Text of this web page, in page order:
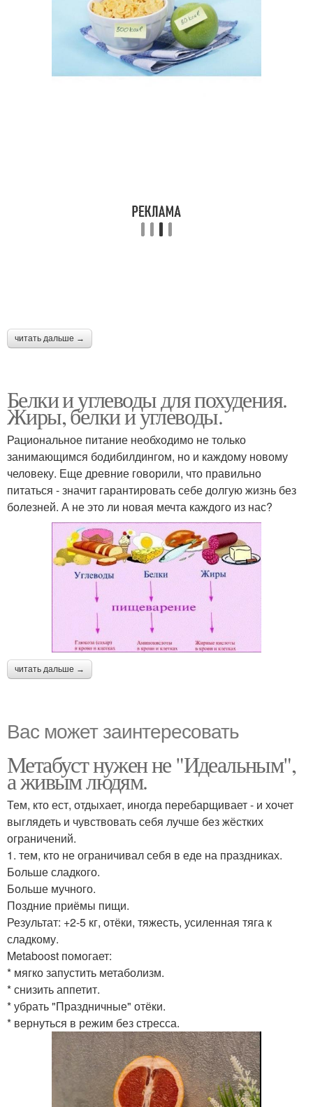
читать дальше →
Белки и углеводы для похудения.
Жиры, белки и углеводы.
Рациональное питание необходимо не только
занимающимся бодибилдингом, но и каждому новому
человеку. Еще древние говорили, что правильно
питаться - значит гарантировать себе долгую жизнь без
болезней. А не это ли новая мечта каждого из нас?
читать дальше →
Вас может заинтересовать
Метабуст нужен не "Идеальным",
а живым людям.
Тем, кто ест, отдыхает, иногда перебарщивает - и хочет
выглядеть и чувствовать себя лучше без жёстких
ограничений.
1. тем, кто не ограничивал себя в еде на праздниках.
Больше сладкого.
Больше мучного.
Поздние приёмы пищи.
Результат: +2-5 кг, отёки, тяжесть, усиленная тяга к
сладкому.
Metaboost помогает:
* мягко запустить метаболизм.
* снизить аппетит.
* убрать "Праздничные" отёки.
* вернуться в режим без стресса.